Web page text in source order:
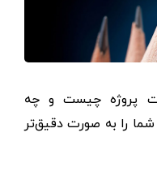
پروژه چیست و چه
را به صورت دقیق‌تر